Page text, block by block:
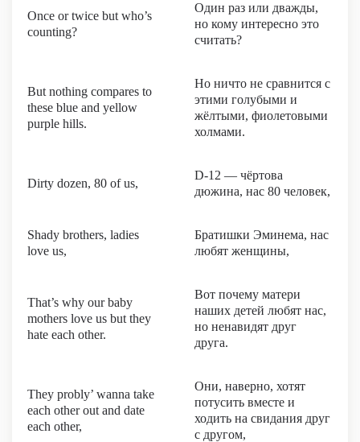
Once or twice but who’s
counting?
Один раз или дважды,
но кому интересно это
считать?
But nothing compares to
these blue and yellow
purple hills.
Но ничто не сравнится с
этими голубыми и
жёлтыми, фиолетовыми
холмами.
Dirty dozen, 80 of us,
D-12 — чёртова
дюжина, нас 80 человек,
Shady brothers, ladies
love us,
Братишки Эминема, нас
любят женщины,
That’s why our baby
mothers love us but they
hate each other.
Вот почему матери
наших детей любят нас,
но ненавидят друг
друга.
They probly’ wanna take
each other out and date
each other,
Они, наверно, хотят
потусить вместе и
ходить на свидания друг
с другом,